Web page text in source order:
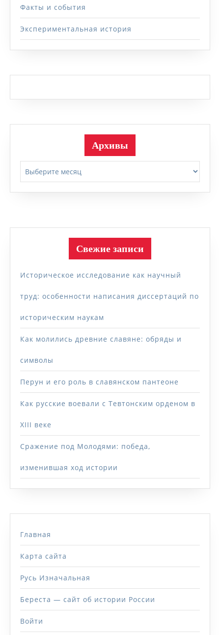
Факты и события
Экспериментальная история
Архивы
Свежие записи
Историческое исследование как научный
труд: особенности написания диссертаций по
историческим наукам
Как молились древние славяне: обряды и
символы
Перун и его роль в славянском пантеоне
Как русские воевали с Тевтонским орденом в
XIII веке
Сражение под Молодями: победа,
изменившая ход истории
Главная
Карта сайта
Русь Изначальная
Береста — сайт об истории России
Войти